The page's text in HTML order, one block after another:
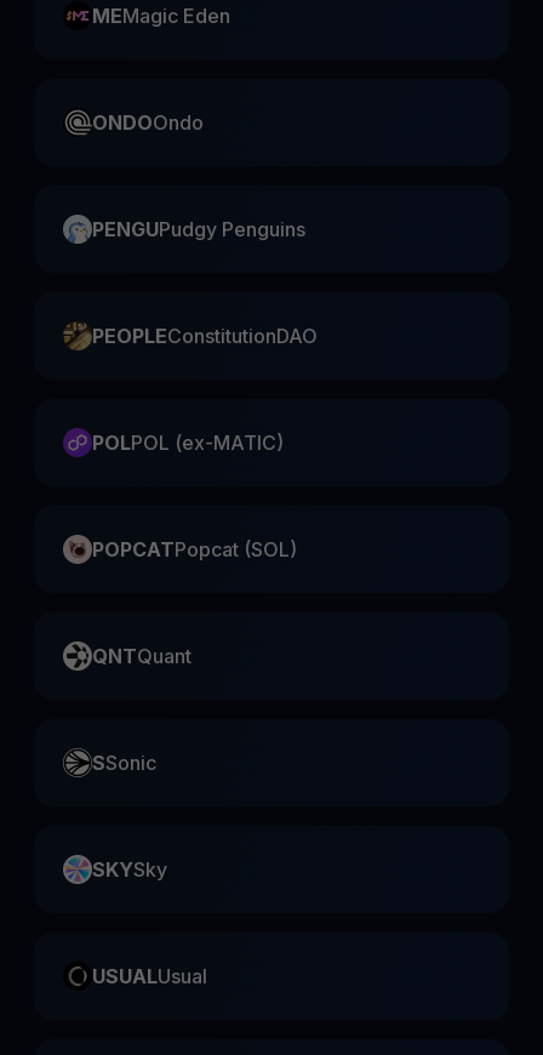
MEMagic Eden
ONDOOndo
PENGUPudgy Penguins
PEOPLEConstitutionDAO
POLPOL (ex-MATIC)
POPCATPopcat (SOL)
QNTQuant
SSonic
SKYSky
USUALUsual